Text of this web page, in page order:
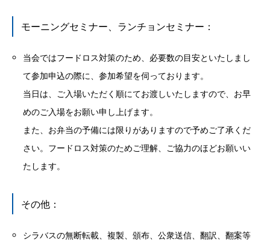
モーニングセミナー、ランチョンセミナー：
当会ではフードロス対策のため、必要数の目安といたしまし
て参加申込の際に、参加希望を伺っております。
当日は、ご入場いただく順にてお渡しいたしますので、お早
めのご入場をお願い申し上げます。
また、お弁当の予備には限りがありますので予めご了承くだ
さい。フードロス対策のためご理解、ご協力のほどお願いい
たします。
その他：
シラバスの無断転載、複製、頒布、公衆送信、翻訳、翻案等